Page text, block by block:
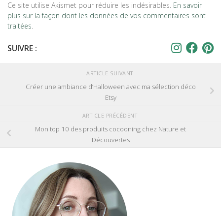
Ce site utilise Akismet pour réduire les indésirables. En savoir
plus sur la façon dont les données de vos commentaires sont
traitées.
SUIVRE :
ARTICLE SUIVANT
Créer une ambiance d’Halloween avec ma sélection déco
Etsy
ARTICLE PRÉCÉDENT
Mon top 10 des produits cocooning chez Nature et
Découvertes